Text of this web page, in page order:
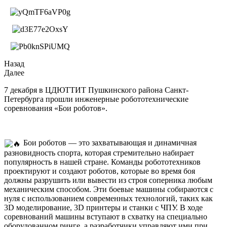
Назад
Далее
7 декабря в ЦДЮТТИТ Пушкинского района Санкт-
Петербурга прошли инженерные робототехнические
соревнования «Бои роботов».
Бои роботов — это захватывающая и динамичная
разновидность спорта, которая стремительно набирает
популярность в нашей стране. Команды робототехников
проектируют и создают роботов, которые во время боя
должны разрушить или вывести из строя соперника любым
механическим способом. Эти боевые машины собираются с
нуля с использованием современных технологий, таких как
3D моделирование, 3D принтеры и станки с ЧПУ. В ходе
соревнований машины вступают в схватку на специально